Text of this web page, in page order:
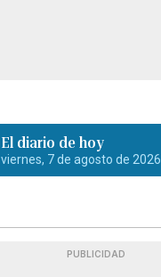
El diario de hoy
viernes, 7 de agosto de 2026
PUBLICIDAD